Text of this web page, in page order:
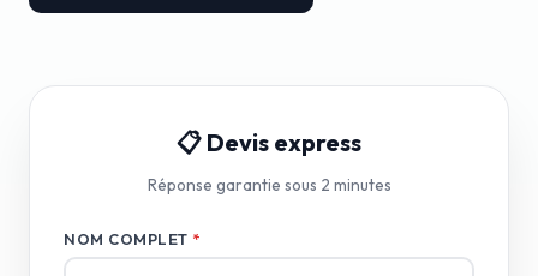
📋 Devis express
Réponse garantie sous 2 minutes
NOM COMPLET *